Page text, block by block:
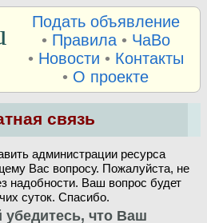
Подать объявление
• Правила• ЧаВо
• Новости • Контакты
• О проекте
связь
администрации ресурса
Вас вопросу. Пожалуйста, не
надобности. Ваш вопрос будет
суток. Спасибо.
убедитесь, что Ваш